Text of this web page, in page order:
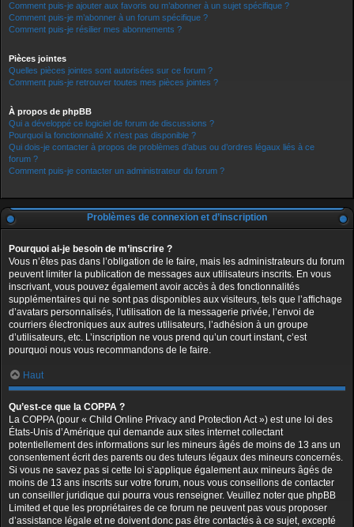
Comment puis-je ajouter aux favoris ou m’abonner à un sujet spécifique ?
Comment puis-je m’abonner à un forum spécifique ?
Comment puis-je résilier mes abonnements ?
Pièces jointes
Quelles pièces jointes sont autorisées sur ce forum ?
Comment puis-je retrouver toutes mes pièces jointes ?
À propos de phpBB
Qui a développé ce logiciel de forum de discussions ?
Pourquoi la fonctionnalité X n’est pas disponible ?
Qui dois-je contacter à propos de problèmes d’abus ou d’ordres légaux liés à ce
forum ?
Comment puis-je contacter un administrateur du forum ?
Problèmes de connexion et d’inscription
Pourquoi ai-je besoin de m’inscrire ?
Vous n’êtes pas dans l’obligation de le faire, mais les administrateurs du forum
peuvent limiter la publication de messages aux utilisateurs inscrits. En vous
inscrivant, vous pouvez également avoir accès à des fonctionnalités
supplémentaires qui ne sont pas disponibles aux visiteurs, tels que l’affichage
d’avatars personnalisés, l’utilisation de la messagerie privée, l’envoi de
courriers électroniques aux autres utilisateurs, l’adhésion à un groupe
d’utilisateurs, etc. L’inscription ne vous prend qu’un court instant, c’est
pourquoi nous vous recommandons de le faire.
Haut
Qu’est-ce que la COPPA ?
La COPPA (pour « Child Online Privacy and Protection Act ») est une loi des
États-Unis d’Amérique qui demande aux sites internet collectant
potentiellement des informations sur les mineurs âgés de moins de 13 ans un
consentement écrit des parents ou des tuteurs légaux des mineurs concernés.
Si vous ne savez pas si cette loi s’applique également aux mineurs âgés de
moins de 13 ans inscrits sur votre forum, nous vous conseillons de contacter
un conseiller juridique qui pourra vous renseigner. Veuillez noter que phpBB
Limited et que les propriétaires de ce forum ne peuvent pas vous proposer
d’assistance légale et ne doivent donc pas être contactés à ce sujet, excepté